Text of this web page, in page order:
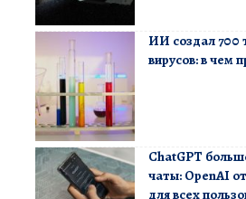
ИИ создал 700
вирусов: в чем
ChatGPT
чаты: OpenAI
для всех